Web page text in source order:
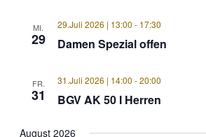
MI.
29 Damen Spezial offen
29.Juli 2026 | 13:00 - 17:30
FR.
31 BGV AK 50 I Herren
31.Juli 2026 | 14:00 -20:00
August 2026